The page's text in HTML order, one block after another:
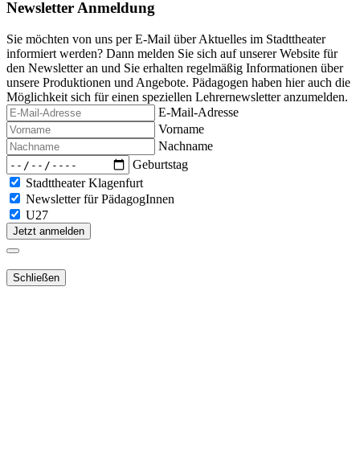
Newsletter Anmeldung
Sie möchten von uns per E-Mail über Aktuelles im Stadttheater
informiert werden? Dann melden Sie sich auf unserer Website für
den Newsletter an und Sie erhalten regelmäßig Informationen über
unsere Produktionen und Angebote. Pädagogen haben hier auch die
Möglichkeit sich für einen speziellen Lehrernewsletter anzumelden.
E-Mail-Adresse
Vorname
Nachname
Geburtstag
Stadttheater Klagenfurt
Newsletter für PädagogInnen
U27
Jetzt anmelden
Schließen